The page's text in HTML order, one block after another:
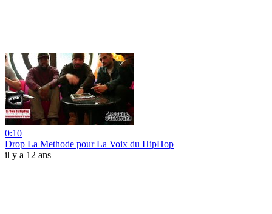
0:10
Drop La Methode pour La Voix du HipHop
il y a 12 ans